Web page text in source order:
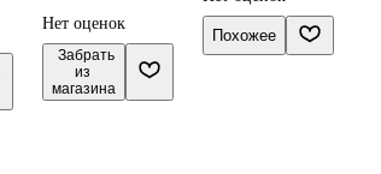
Нет оценок
Забрать
из
магазина
Похожее